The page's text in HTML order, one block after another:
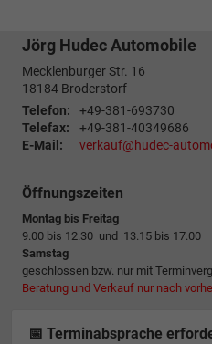
Jörg Hudec Automobile
Mecklenburger Str. 16
18184 Broderstorf
Telefon:
+49-381-693730
Telefax:
+49-381-40349686
E-Mail:
verkauf@hudec-
Öffnungszeiten
Montag bis Freitag
9.00 bis 12.30 und 13.15 bis 17.00
Samstag
geschlossen bzw. nur mit
Beratung und Verkauf nur nach
📅 Terminabsprache